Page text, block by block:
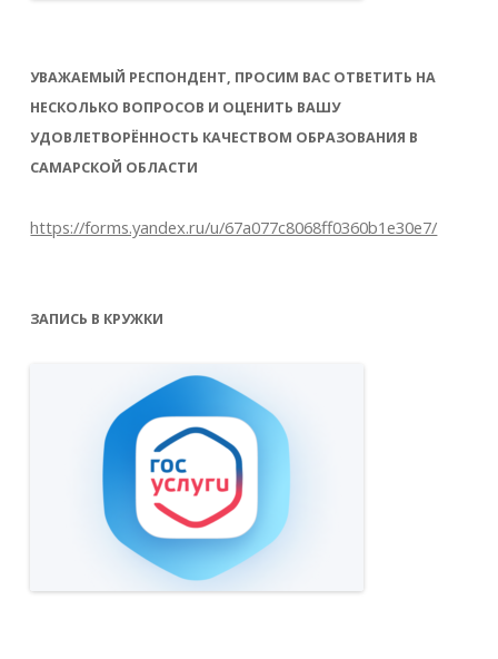
УВАЖАЕМЫЙ РЕСПОНДЕНТ, ПРОСИМ ВАС ОТВЕТИТЬ НА
НЕСКОЛЬКО ВОПРОСОВ И ОЦЕНИТЬ ВАШУ
УДОВЛЕТВОРЁННОСТЬ КАЧЕСТВОМ ОБРАЗОВАНИЯ В
САМАРСКОЙ ОБЛАСТИ
https://forms.yandex.ru/u/67a077c8068ff0360b1e30e7/
ЗАПИСЬ В КРУЖКИ